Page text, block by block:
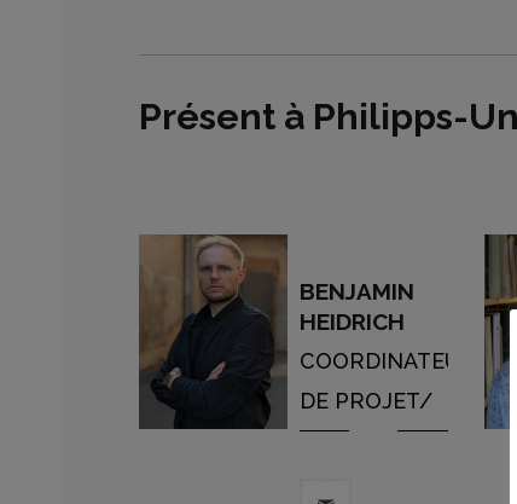
Présent à Philipps-
BENJAMIN
HEIDRICH
COORDINATEUR
DE PROJET/